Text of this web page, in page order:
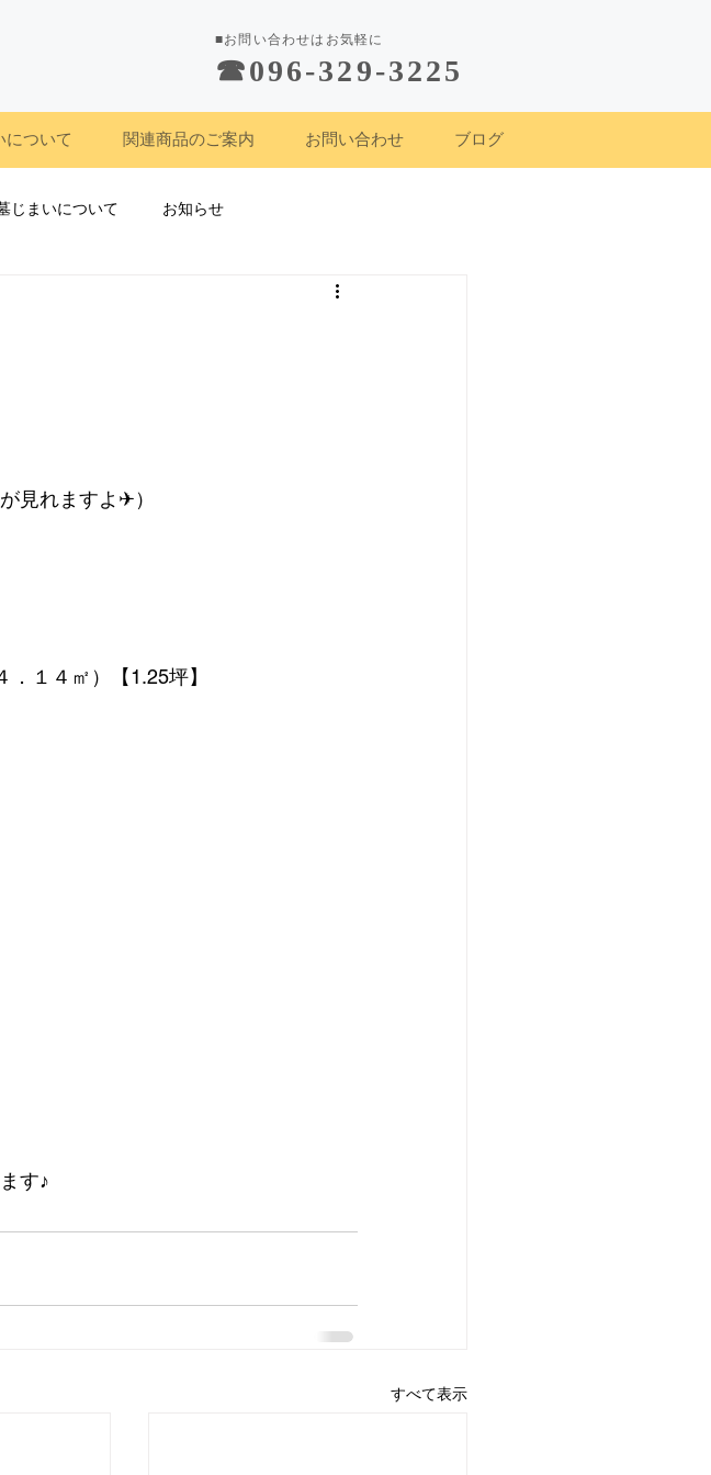
■お問い合わせはお気軽に
☎︎096-329-3225
について 関連商品のご案内 お問い合わせ ブログ
じまいについて お知らせ
見れますよ✈）
１４㎡）【1.25坪】
す♪
すべて表示